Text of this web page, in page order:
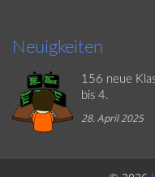
Neuigkeiten
156 neue
bis 4.
28. April 2025